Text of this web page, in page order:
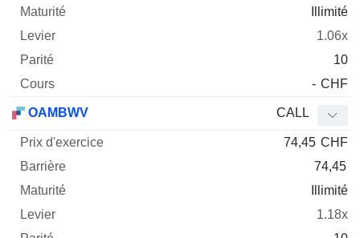
Illimité
1.06x
10
- CHF
OAMBWV CALL
74,45 CHF
74,45
Illimité
1.18x